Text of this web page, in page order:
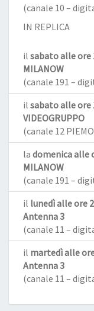
(canale 10 –
IN REPLICA
il sabato alle ore
MILANOW
(canale 191 –
il sabato alle ore
VIDEOGRUPPO
(canale 12
la domenica alle
MILANOW
(canale 191 –
il lunedì alle ore
Antenna 3
(canale 11 –
il martedì alle
Antenna 3
(canale 11 –